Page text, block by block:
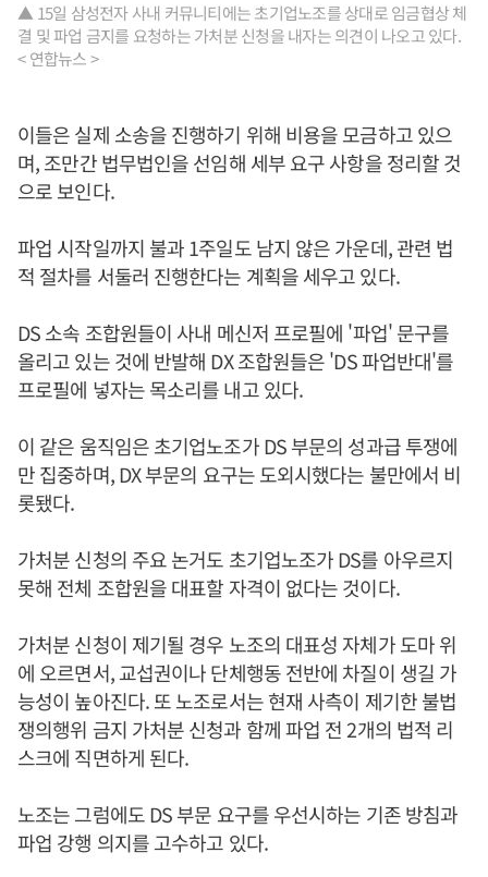
▲ 15일 삼성전자 사내 커뮤니티에는 초기업노조를 상대로 임금협상 체
결 및 파업 금지를 요청하는 가처분 신청을 내자는 의견이 나오고 있다.
< 연합뉴스 >
이들은 실제 소송을 진행하기 위해 비용을 모금하고 있으
며, 조만간 법무법인을 선임해 세부 요구 사항을 정리할 것
으로 보인다.
파업 시작일까지 불과 1주일도 남지 않은 가운데, 관련 법
적 절차를 서둘러 진행한다는 계획을 세우고 있다.
DS 소속 조합원들이 사내 메신저 프로필에 '파업' 문구를
올리고 있는 것에 반발해 DX 조합원들은 'DS 파업반대'를
프로필에 넣자는 목소리를 내고 있다.
이 같은 움직임은 초기업노조가 DS 부문의 성과급 투쟁에
만 집중하며, DX 부문의 요구는 도외시했다는 불만에서 비
롯됐다.
가처분 신청의 주요 논거도 초기업노조가 DS를 아우르지
못해 전체 조합원을 대표할 자격이 없다는 것이다.
가처분 신청이 제기될 경우 노조의 대표성 자체가 도마 위
에 오르면서, 교섭권이나 단체행동 전반에 차질이 생길 가
능성이 높아진다. 또 노조로서는 현재 사측이 제기한 불법
쟁의행위 금지 가처분 신청과 함께 파업 전 2개의 법적 리
스크에 직면하게 된다.
노조는 그럼에도 DS 부문 요구를 우선시하는 기존 방침과
파업 강행 의지를 고수하고 있다.